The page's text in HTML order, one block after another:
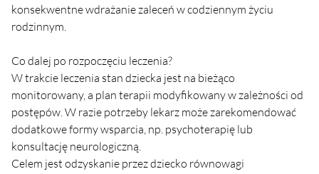
konsekwentne wdrażanie zaleceń w codziennym życiu
rodzinnym.
Co dalej po rozpoczęciu leczenia?
W trakcie leczenia stan dziecka jest na bieżąco
monitorowany, a plan terapii modyfikowany w zależności od
postępów. W razie potrzeby lekarz może zarekomendować
dodatkowe formy wsparcia, np. psychoterapię lub
konsultację neurologiczną.
Celem jest odzyskanie przez dziecko równowagi